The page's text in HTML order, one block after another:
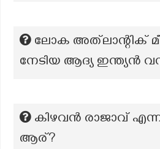
ലോക അത്‌ലാന്റിക്
നേടിയ ആദ്യ ഇന്ത്യൻ
കിഴവൻ രാജാവ്
ആര്?